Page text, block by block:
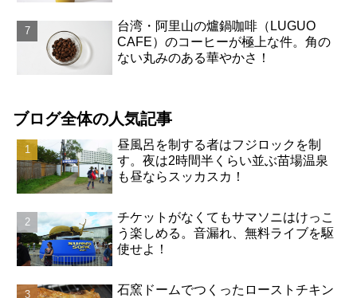
台湾・阿里山の爐鍋咖啡（LUGUO
CAFE）のコーヒーが極上な件。角の
ない丸みのある華やかさ！
ブログ全体の人気記事
昼風呂を制する者はフジロックを制
す。夜は2時間半くらい並ぶ苗場温泉
も昼ならスッカスカ！
チケットがなくてもサマソニはけっこ
う楽しめる。音漏れ、無料ライブを駆
使せよ！
石窯ドームでつくったローストチキン